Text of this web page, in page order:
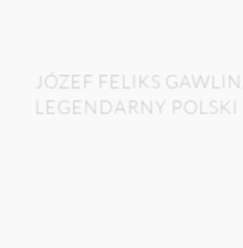
JÓZEF FELIKS
LEGENDARNY POLSKI